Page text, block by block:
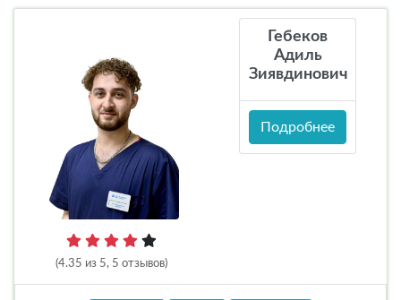
(4.35 из 5, 5 отзывов)
Гебеков
Адиль
Зиявдинович
Подробнее